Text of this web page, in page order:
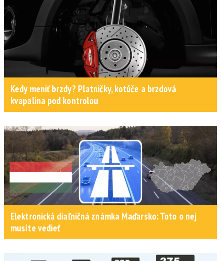
Kedy meniť brzdy? Platničky, kotúče a brzdová
kvapalina pod kontrolou
Elektronická diaľničná známka Maďarsko: Toto o nej
musíte vedieť